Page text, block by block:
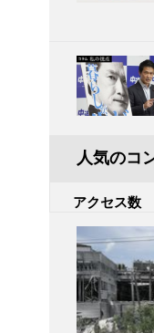
人気のコ
アクセス数